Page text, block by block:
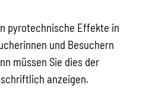
pyrotechnische Effekte in
und Besuchern
müssen Sie dies der
anzeigen.